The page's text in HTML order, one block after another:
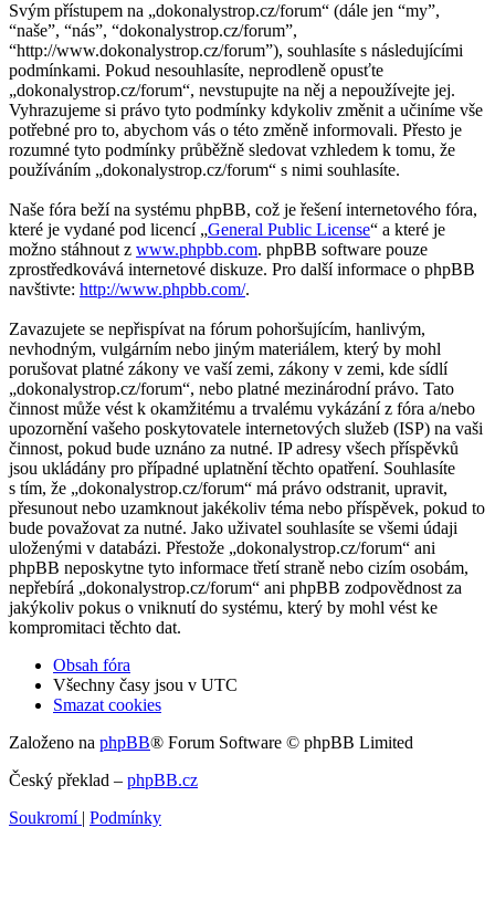
Svým přístupem na „dokonalystrop.cz/forum“ (dále jen “my”,
“naše”, “nás”, “dokonalystrop.cz/forum”,
“http://www.dokonalystrop.cz/forum”), souhlasíte s následujícími
podmínkami. Pokud nesouhlasíte, neprodleně opusťte
„dokonalystrop.cz/forum“, nevstupujte na něj a nepoužívejte jej.
Vyhrazujeme si právo tyto podmínky kdykoliv změnit a učiníme vše
potřebné pro to, abychom vás o této změně informovali. Přesto je
rozumné tyto podmínky průběžně sledovat vzhledem k tomu, že
používáním „dokonalystrop.cz/forum“ s nimi souhlasíte.
Naše fóra beží na systému phpBB, což je řešení internetového fóra,
které je vydané pod licencí „General Public License“ a které je
možno stáhnout z www.phpbb.com. phpBB software pouze
zprostředkovává internetové diskuze. Pro další informace o phpBB
navštivte: http://www.phpbb.com/.
Zavazujete se nepřispívat na fórum pohoršujícím, hanlivým,
nevhodným, vulgárním nebo jiným materiálem, který by mohl
porušovat platné zákony ve vaší zemi, zákony v zemi, kde sídlí
„dokonalystrop.cz/forum“, nebo platné mezinárodní právo. Tato
činnost může vést k okamžitému a trvalému vykázání z fóra a/nebo
upozornění vašeho poskytovatele internetových služeb (ISP) na vaši
činnost, pokud bude uznáno za nutné. IP adresy všech příspěvků
jsou ukládány pro případné uplatnění těchto opatření. Souhlasíte
s tím, že „dokonalystrop.cz/forum“ má právo odstranit, upravit,
přesunout nebo uzamknout jakékoliv téma nebo příspěvek, pokud to
bude považovat za nutné. Jako uživatel souhlasíte se všemi údaji
uloženými v databázi. Přestože „dokonalystrop.cz/forum“ ani
phpBB neposkytne tyto informace třetí straně nebo cizím osobám,
nepřebírá „dokonalystrop.cz/forum“ ani phpBB zodpovědnost za
jakýkoliv pokus o vniknutí do systému, který by mohl vést ke
kompromitaci těchto dat.
Obsah fóra
Všechny časy jsou v UTC
Smazat cookies
Založeno na phpBB® Forum Software © phpBB Limited
Český překlad – phpBB.cz
Soukromí | Podmínky